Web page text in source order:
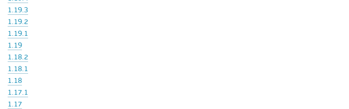
1.19.3
1.19.2
1.19.1
1.19
1.18.2
1.18.1
1.18
1.17.1
1.17